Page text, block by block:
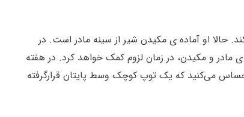
او آماده ی مکیدن شیر از سینه مادر است. در
مادر و مکیدن، در زمان لزوم کمک خواهد کرد. در هفته
احساس می‌کنید که یک توپ کوچک وسط پایتان قرارگرفته